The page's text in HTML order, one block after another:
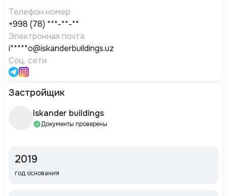
Телефон номер
+998 (78) ***-**-**
Электронная почта
i*****o@iskanderbuildings.uz
Соц. сети
Застройщик
Iskander buildings
Документы проверены
2019
год основания